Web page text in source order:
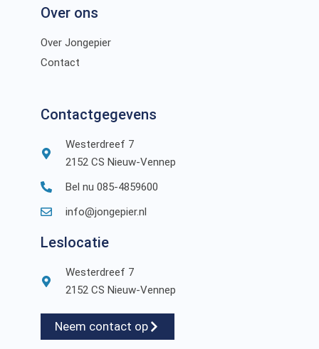
Over ons
Over Jongepier
Contact
Contactgegevens
Westerdreef 7
2152 CS Nieuw-Vennep
Bel nu 085-4859600
info@jongepier.nl
Leslocatie
Westerdreef 7
2152 CS Nieuw-Vennep
Neem contact op